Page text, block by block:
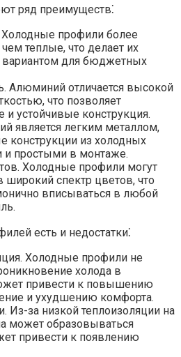
ряд преимуществ⁚
Холодные профили более
теплые, что делает их
для бюджетных
Алюминий отличается высокой
что позволяет
и устойчивые конструкция.
является легким металлом,
конструкции из холодных
и простыми в монтаже.
Холодные профили могут
спектр цветов, что
вписываться в любой
есть и недостатки⁚
Холодные профили не
холода в
привести к повышению
и ухудшению комфорта.
Из-за низкой теплоизоляции на
может образовываться
привести к появлению